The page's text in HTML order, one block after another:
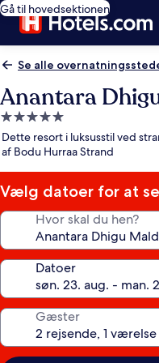
Gå til hovedsektionen
Se alle
Anantara
5.0-
stjernet
overnatningssted
Dette resort i luksusstil ved
af Bodu Hurraa Strand
Vælg datoer for at
Hvor skal du hen?
Datoer
Gæster